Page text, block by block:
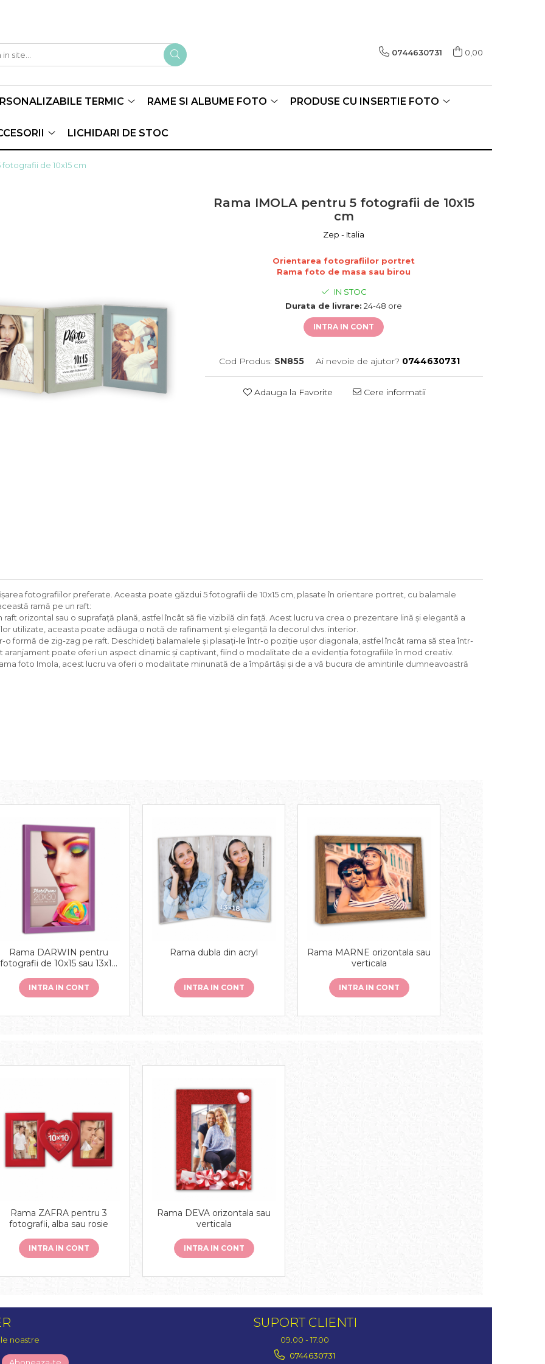
0744630731 0,00
TERMIC RAME SI ALBUME FOTO PRODUSE CU INSERTIE FOTO
LICHIDARI DE STOC
de 10x15 cm
Rama IMOLA pentru 5 fotografii de 10x15
cm
Zep - Italia
Orientarea fotografiilor portret
Rama foto de masa sau birou
IN STOC
Durata de livrare: 24-48 ore
INTRA IN CONT
Cod Produs: SN855 Ai nevoie de ajutor? 0744630731
Adauga la Favorite Cere informatii
fotografiilor preferate. Aceasta poate găzdui 5 fotografii de 10x15 cm, plasate în orientare portret, cu balamale
ramă pe un raft:
raft orizontal sau o suprafață plană, astfel încât să fie vizibilă din față. Acest lucru va crea o prezentare lină și elegantă a
utilizate, aceasta poate adăuga o notă de rafinament și eleganță la decorul dvs. interior.
o formă de zig-zag pe raft. Deschideți balamalele și plasați-le într-o poziție ușor diagonala, astfel încât rama să stea într-
aranjament poate oferi un aspect dinamic și captivant, fiind o modalitate de a evidenția fotografiile în mod creativ.
foto Imola, acest lucru va oferi o modalitate minunată de a împărtăși și de a vă bucura de amintirile dumneavoastră
Rama DARWIN pentru
fotografii de 10x15 sau 13x18
INTRA IN CONT
Rama dubla din acryl
INTRA IN CONT
Rama MARNE orizontala sau
verticala
INTRA IN CONT
Rama ZAFRA pentru 3
fotografii, alba sau rosie
INTRA IN CONT
Rama DEVA orizontala sau
verticala
INTRA IN CONT
noastre
SUPORT CLIENTI
09.00 - 17.00
0744630731